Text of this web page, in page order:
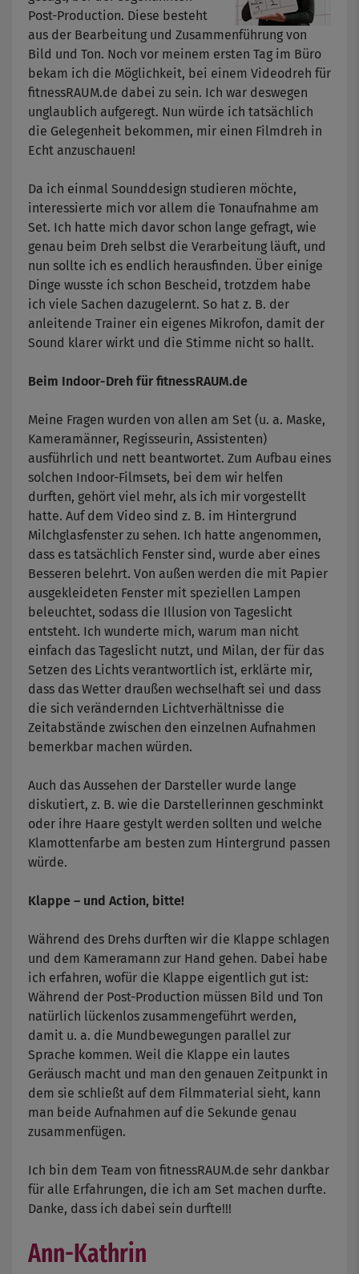
Post-Production. Diese besteht
aus der Bearbeitung und Zusammenführung von
Bild und Ton. Noch vor meinem ersten Tag im Büro
bekam ich die Möglichkeit, bei einem Videodreh für
fitnessRAUM.de dabei zu sein. Ich war deswegen
unglaublich aufgeregt. Nun würde ich tatsächlich
die Gelegenheit bekommen, mir einen Filmdreh in
Echt anzuschauen!
Da ich einmal Sounddesign studieren möchte,
interessierte mich vor allem die Tonaufnahme am
Set. Ich hatte mich davor schon lange gefragt, wie
genau beim Dreh selbst die Verarbeitung läuft, und
nun sollte ich es endlich herausfinden. Über einige
Dinge wusste ich schon Bescheid, trotzdem habe
ich viele Sachen dazugelernt. So hat z. B. der
anleitende Trainer ein eigenes Mikrofon, damit der
Sound klarer wirkt und die Stimme nicht so hallt.
Beim Indoor-Dreh für fitnessRAUM.de
Meine Fragen wurden von allen am Set (u. a. Maske,
Kameramänner, Regisseurin, Assistenten)
ausführlich und nett beantwortet. Zum Aufbau eines
solchen Indoor-Filmsets, bei dem wir helfen
durften, gehört viel mehr, als ich mir vorgestellt
hatte. Auf dem Video sind z. B. im Hintergrund
Milchglasfenster zu sehen. Ich hatte angenommen,
dass es tatsächlich Fenster sind, wurde aber eines
Besseren belehrt. Von außen werden die mit Papier
ausgekleideten Fenster mit speziellen Lampen
beleuchtet, sodass die Illusion von Tageslicht
entsteht. Ich wunderte mich, warum man nicht
einfach das Tageslicht nutzt, und Milan, der für das
Setzen des Lichts verantwortlich ist, erklärte mir,
dass das Wetter draußen wechselhaft sei und dass
die sich verändernden Lichtverhältnisse die
Zeitabstände zwischen den einzelnen Aufnahmen
bemerkbar machen würden.
Auch das Aussehen der Darsteller wurde lange
diskutiert, z. B. wie die Darstellerinnen geschminkt
oder ihre Haare gestylt werden sollten und welche
Klamottenfarbe am besten zum Hintergrund passen
würde.
Klappe – und Action, bitte!
Während des Drehs durften wir die Klappe schlagen
und dem Kameramann zur Hand gehen. Dabei habe
ich erfahren, wofür die Klappe eigentlich gut ist:
Während der Post-Production müssen Bild und Ton
natürlich lückenlos zusammengeführt werden,
damit u. a. die Mundbewegungen parallel zur
Sprache kommen. Weil die Klappe ein lautes
Geräusch macht und man den genauen Zeitpunkt in
dem sie schließt auf dem Filmmaterial sieht, kann
man beide Aufnahmen auf die Sekunde genau
zusammenfügen.
Ich bin dem Team von fitnessRAUM.de sehr dankbar
für alle Erfahrungen, die ich am Set machen durfte.
Danke, dass ich dabei sein durfte!!!
Ann-Kathrin